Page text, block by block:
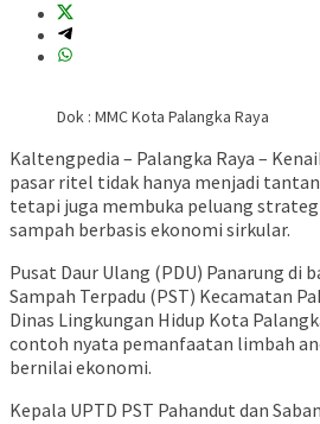
Dok : MMC Kota Palangka Raya
Kaltengpedia – Palangka Raya –
pasar ritel tidak hanya menjadi
tetapi juga membuka peluang
sampah berbasis ekonomi sirkular.
Pusat Daur Ulang (PDU) Panarung di
Sampah Terpadu (PST) Kecamatan
Dinas Lingkungan Hidup Kota
contoh nyata pemanfaatan limbah
bernilai ekonomi.
Kepala UPTD PST Pahandut dan